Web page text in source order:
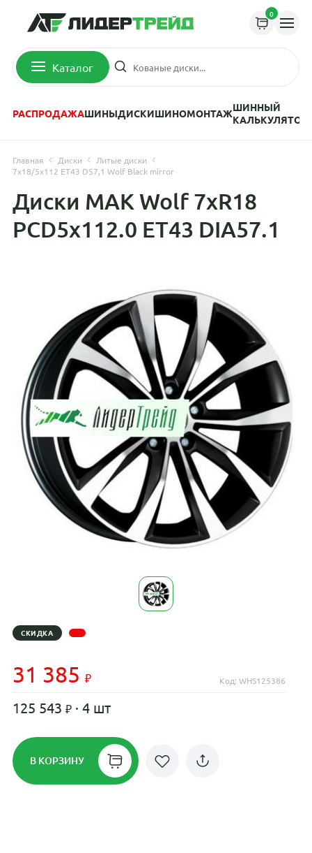
0
Каталог
РАСПРОДАЖАШИНЫДИСКИШИНОМОНТАЖШИННЫЙ
КАЛЬКУЛЯТОР
Главная Диски
Литые диски
7x18/5x112 ET43 D57,1 Wolf Black mirror
Диски MAK Wolf 7xR18
PCD5x112.0 ET43 DIA57.1
СКИДКА
31 385 Код: WHS125386
125 543 · 4 шт
В КОРЗИНУ